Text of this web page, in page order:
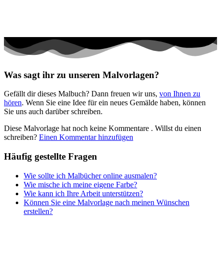
Valentinstag und Liebe
Nezaradené
Unkategorisiert
Was sagt ihr zu unseren Malvorlagen?
Gefällt dir dieses Malbuch? Dann freuen wir uns, von Ihnen zu
hören. Wenn Sie eine Idee für ein neues Gemälde haben, können
Sie uns auch darüber schreiben.
Diese Malvorlage hat noch keine Kommentare . Willst du einen
schreiben? Einen Kommentar hinzufügen
Häufig gestellte Fragen
Wie sollte ich Malbücher online ausmalen?
Wie mische ich meine eigene Farbe?
Wie kann ich Ihre Arbeit unterstützen?
Können Sie eine Malvorlage nach meinen Wünschen
erstellen?